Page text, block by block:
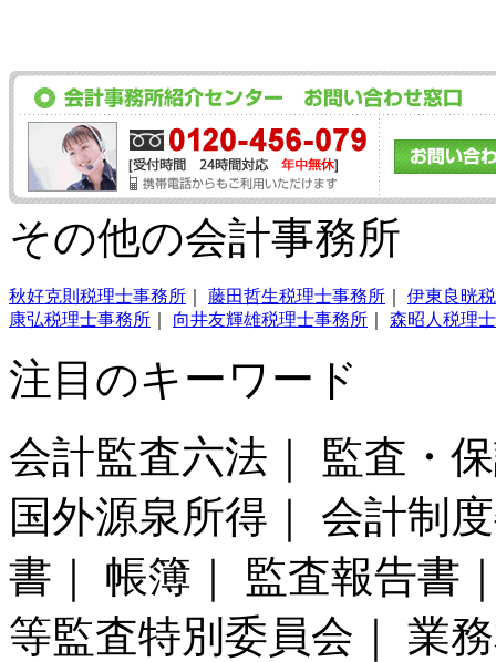
その他の会計事務所
秋好克則税理士事務所 藤田哲生税理士事務所
伊東良晄
康弘税理士事務所
向井友輝雄税理士事務所 森昭人税理
注目のキーワード
会計監査六法｜ 監査・
国外源泉所得｜ 会計制
書｜ 帳簿｜ 監査報告書
等監査特別委員会｜ 業